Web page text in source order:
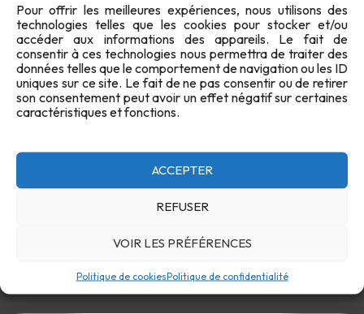
Pour offrir les meilleures expériences, nous utilisons des
technologies telles que les cookies pour stocker et/ou
accéder aux informations des appareils. Le fait de
consentir à ces technologies nous permettra de traiter des
données telles que le comportement de navigation ou les ID
uniques sur ce site. Le fait de ne pas consentir ou de retirer
son consentement peut avoir un effet négatif sur certaines
caractéristiques et fonctions.
ACCEPTER
REFUSER
VOIR LES PRÉFÉRENCES
Politique de cookiesPolitique de confidentialité